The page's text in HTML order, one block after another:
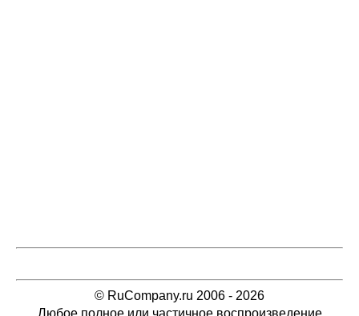
© RuCompany.ru 2006 - 2026
Любое полное или частичное воспроизведение